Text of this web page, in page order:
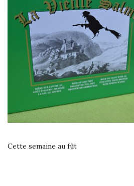
Cette semaine au fût